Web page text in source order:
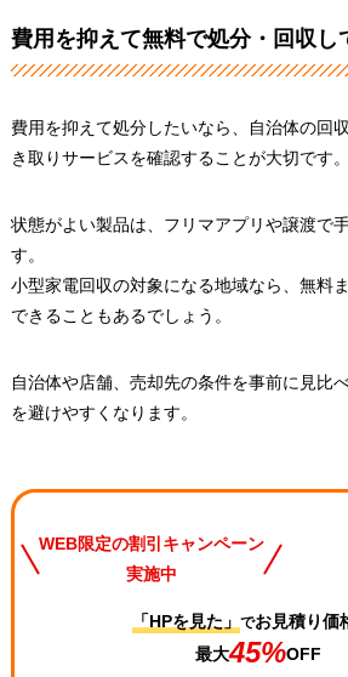
費用を抑えて無料で処分・回収し
費用を抑えて処分したいなら、自治体の回
き取りサービスを確認することが大切です。
状態がよい製品は、フリマアプリや譲渡で
す。
小型家電回収の対象になる地域なら、無料
できることもあるでしょう。
自治体や店舗、売却先の条件を事前に見比
を避けやすくなります。
WEB限定の割引キャンペーン
実施中
「HPを見た」 でお見積り価
最大45%OFF